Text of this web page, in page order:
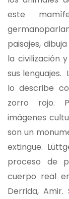
este
paisajes,
la civilización
sus lenguajes.
lo describe
zorro rojo.
imágenes
son un
extingue.
proceso de
cuerpo real
Derrida,